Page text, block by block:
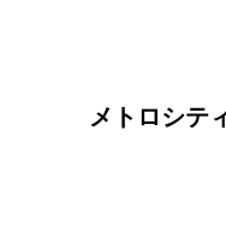
メトロシテ